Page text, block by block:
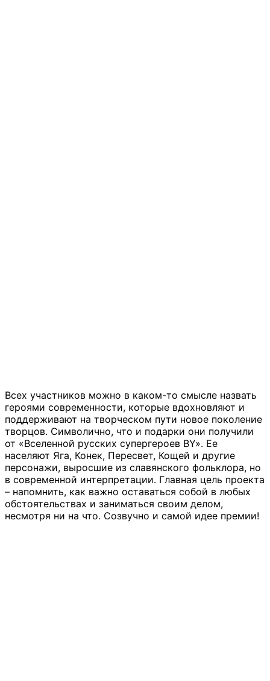
Всех участников можно в каком-то смысле назвать
героями современности, которые вдохновляют и
поддерживают на творческом пути новое поколение
творцов. Символично, что и подарки они получили
от «Вселенной русских супергероев BY». Ее
населяют Яга, Конек, Пересвет, Кощей и другие
персонажи, выросшие из славянского фольклора, но
в современной интерпретации. Главная цель проекта
– напомнить, как важно оставаться собой в любых
обстоятельствах и заниматься своим делом,
несмотря ни на что. Созвучно и самой идее премии!